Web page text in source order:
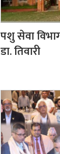
पशु सेवा
डा. तिवारी